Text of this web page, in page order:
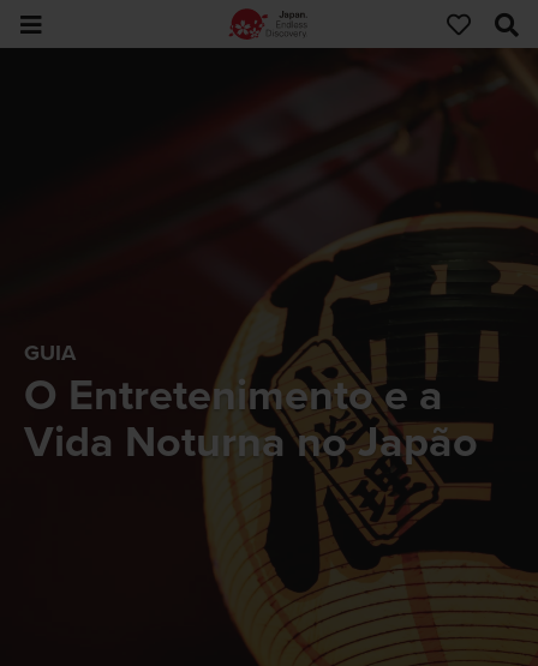
GUIA
O Entretenimento e a
Vida Noturna no Japão